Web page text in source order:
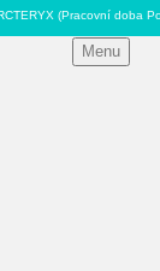
(Pracovní doba
Menu